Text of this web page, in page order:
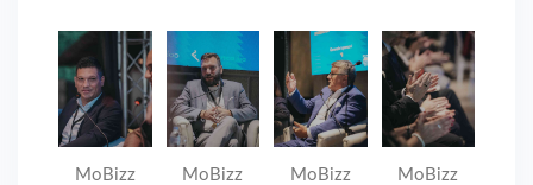
MoBizz
MoBizz
MoBizz
MoBizz